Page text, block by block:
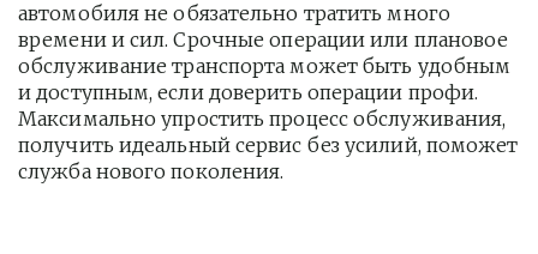
автомобиля не обязательно тратить много
времени и сил. Срочные операции или плановое
обслуживание транспорта может быть удобным
и доступным, если доверить операции профи.
Максимально упростить процесс обслуживания,
получить идеальный сервис без усилий, поможет
служба нового поколения.